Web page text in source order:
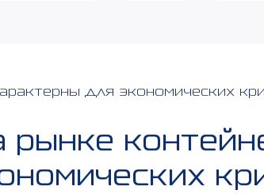
для экономических
рынке